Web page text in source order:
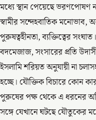
মধ্যে স্থান পেয়েছে ভরণপোষণ
স্বামীর সন্দেহবাতিক মনোভাব,
পুরুষত্বহীনতা, ব্যক্তিত্বের
বদমেজাজ, সংসারের প্রতি
ইসলামি শরিয়ত অনুযায়ী না
হচ্ছে। যৌক্তিক বিচারে কোন
পুরুষের পক্ষ থেকে এ ধরনের
সঙ্গে যেখানে ঘটছে যৌতুকের